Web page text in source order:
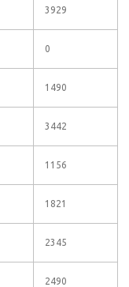
3929
0
1490
3442
1156
1821
2345
2490